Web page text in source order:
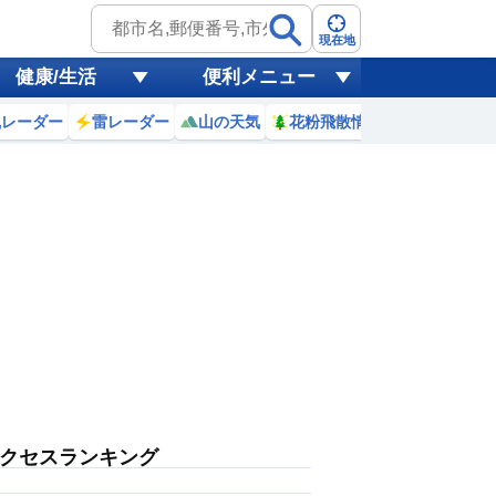
現在地
健康/生活 便利メニュー
ーダー 雷レーダー 山の天気 花粉飛散情報
セスランキング